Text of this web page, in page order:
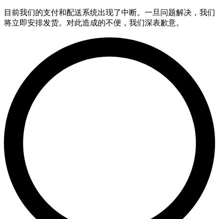
目前我们的支付和配送系统出现了中断。一旦问题解决，我们
将立即安排发货。对此造成的不便，我们深表歉意。